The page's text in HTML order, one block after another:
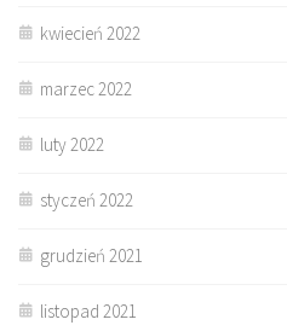
kwiecień 2022
marzec 2022
luty 2022
styczeń 2022
grudzień 2021
listopad 2021